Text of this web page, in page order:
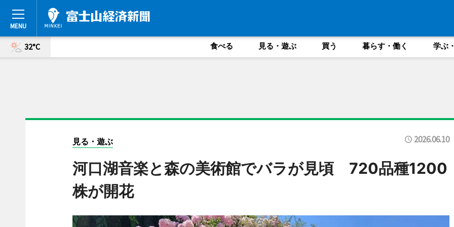
32°C 食べる 見る・遊ぶ 買う 暮らす・働く 学ぶ
見る・遊ぶ 2026.06.10
河口湖音楽と森の美術館でバラが見頃 720品種1200
株が開花